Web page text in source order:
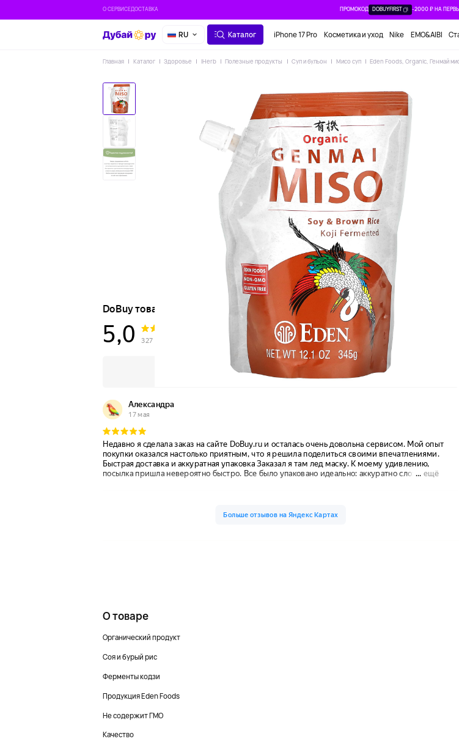
О СЕРВИСЕДОСТАВКА ПРОМОКОД DOBUYFIRST -2000 ₽ НА
RU Каталог iPhone 17 Pro Косметика и уход Nike EMO&AIBI
Главная Каталог Здоровье IHerb Полезные продукты Суп и бульон Мисо суп Eden Foods, Organic, Генмай
О товаре
Органический продукт
Соя и бурый рис
Ферменты кодзи
Продукция Eden Foods
Не содержит ГМО
Качество